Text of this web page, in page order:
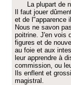
La plupart de
Il faut jouer
et de l"apparence
Nous ne savon
poitrine. J'en vois
figures et de
au foie et aux
leur apprendre à
commission, ou
Ils enflent et
magistral.